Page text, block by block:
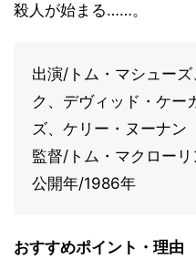
殺人が始まる……。
出演/トム・マシュー
ク、デヴィッド・ケー
ズ、ケリー・ヌーナン
監督/トム・マクローリ
公開年/1986年
おすすめポイント・理由